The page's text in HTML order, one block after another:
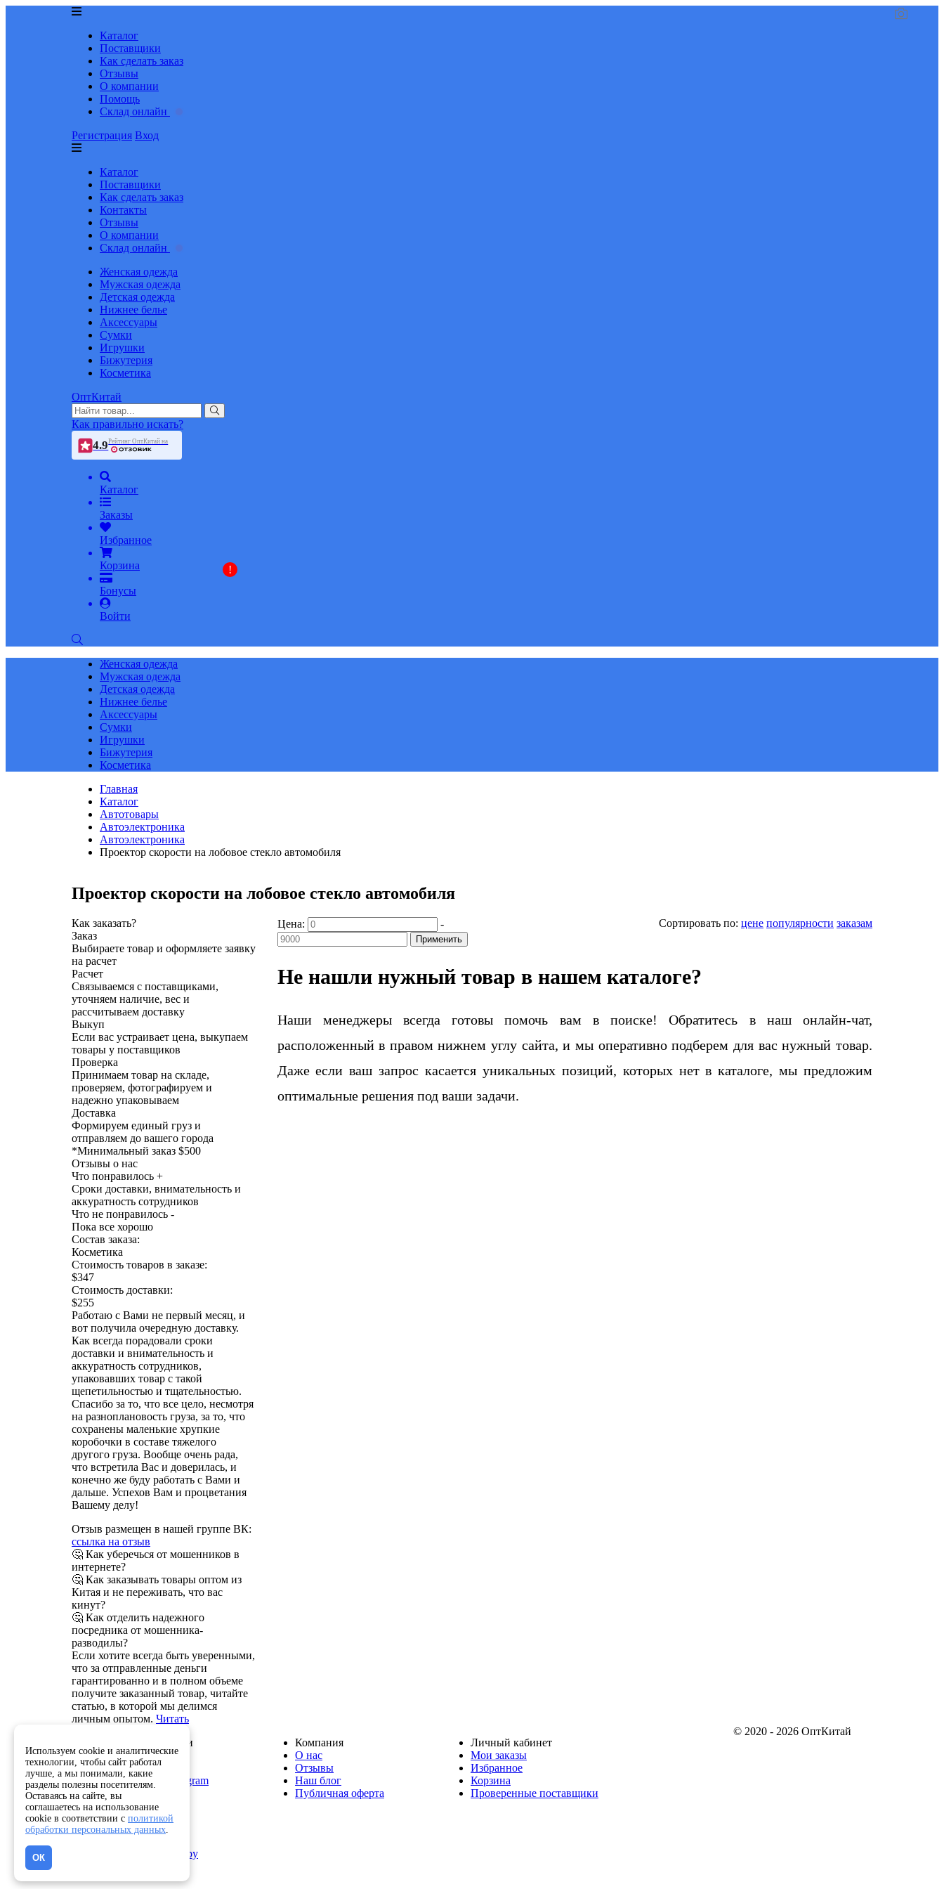
Каталог
Поставщики
Как сделать заказ
Отзывы
О компании
Помощь
Склад онлайн
Регистрация Вход
Каталог
Поставщики
Как сделать заказ
Контакты
Отзывы
О компании
Склад онлайн
Женская одежда
Мужская одежда
Детская одежда
Нижнее белье
Аксессуары
Сумки
Игрушки
Бижутерия
Косметика
ОптКитай
Как правильно искать?
4.9Рейтинг ОптКитай на
Каталог
Заказы
Избранное
Корзина
Бонусы
!
Войти
Женская одежда
Мужская одежда
Детская одежда
Нижнее белье
Аксессуары
Сумки
Игрушки
Бижутерия
Косметика
Главная
Каталог
Автотовары
Автоэлектроника
Автоэлектроника
Проектор скорости на лобовое стекло автомобиля
Проектор скорости на лобовое стекло автомобиля
Как заказать?
Заказ
Выбираете товар и оформляете заявку
на расчет
Расчет
Связываемся с поставщиками,
уточняем наличие, вес и
рассчитываем доставку
Выкуп
Если вас устраивает цена, выкупаем
товары у поставщиков
Проверка
Принимаем товар на складе,
проверяем, фотографируем и
надежно упаковываем
Доставка
Формируем единый груз и
отправляем до вашего города
*Минимальный заказ $500
Отзывы о нас
Что понравилось +
Сроки доставки, внимательность и
аккуратность сотрудников
Что не понравилось -
Пока все хорошо
Состав заказа:
Косметика
Стоимость товаров в заказе:
$347
Стоимость доставки:
$255
Работаю с Вами не первый месяц, и
вот получила очередную доставку.
Как всегда порадовали сроки
доставки и внимательность и
аккуратность сотрудников,
упаковавших товар с такой
щепетильностью и тщательностью.
Спасибо за то, что все цело, несмотря
на разноплановость груза, за то, что
сохранены маленькие хрупкие
коробочки в составе тяжелого
другого груза. Вообще очень рада,
что встретила Вас и доверилась, и
конечно же буду работать с Вами и
дальше. Успехов Вам и процветания
Вашему делу!
Отзыв размещен в нашей группе ВК:
ссылка на отзыв
🤔 Как уберечься от мошенников в
интернете?
🤔 Как заказывать товары оптом из
Китая и не переживать, что вас
кинут?
🤔 Как отделить надежного
посредника от мошенника-
разводилы?
Если хотите всегда быть уверенными,
что за отправленные деньги
гарантированно и в полном объеме
получите заказанный товар, читайте
статью, в которой мы делимся
личным опытом. Читать
Сортировать по: цене популярности заказам
Цена: -
Применить
Не нашли нужный товар в нашем каталоге?
Наши менеджеры всегда готовы помочь вам в поиске! Обратитесь в наш онлайн-чат,
расположенный в правом нижнем углу сайта, и мы оперативно подберем для вас нужный товар.
Даже если ваш запрос касается уникальных позиций, которых нет в каталоге, мы предложим
оптимальные решения под ваши задачи.
Служба поддержки
8 800 222-82-50
info@optkitai.com
Наш бот в Telegram
Компания
О нас
Отзывы
Наш блог
Публичная оферта
Личный кабинет
Мои заказы
Избранное
Корзина
Проверенные поставщики
Помощь
Написать директору
© 2020 - 2026 ОптКитай
Используем cookie и аналитические
технологии, чтобы сайт работал
лучше, а мы понимали, какие
разделы полезны посетителям.
Оставаясь на сайте, вы
соглашаетесь на использование
cookie в соответствии с политикой
обработки персональных данных.
ОК